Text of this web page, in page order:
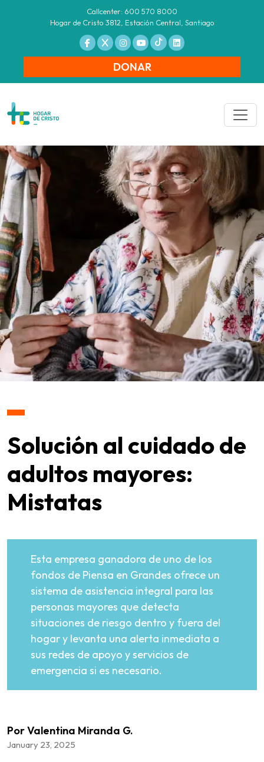
Callcenter: 600 570 8000
Hogar de Cristo 3812, Estación Central, Santiago
DONAR
Solución al cuidado de
adultos mayores:
Mistatas
Esta empresa ganadora de uno de los
fondos de Piensa en Grandes ofrece un
sistema de asistencia integral para las
personas mayores que detecta
situaciones de riesgo dentro y fuera del
hogar y levanta una alerta inmediata a
sus redes de apoyo y servicios de
emergencia si es necesario.
Por Valentina Miranda G.
January 23, 2025